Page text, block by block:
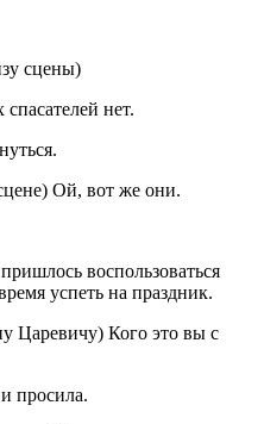
сцены)
нет.
Ой, вот же они.
воспользоваться
успеть на праздник.
Царевичу) Кого это вы с
просила.